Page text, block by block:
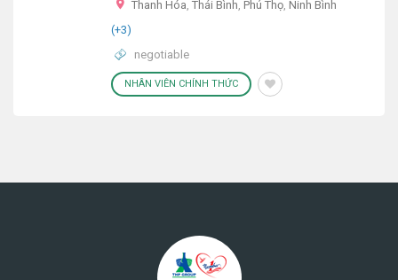
Thanh Hóa, Thái Bình, Phú Thọ, Ninh Bình
(+3)
negotiable
NHÂN VIÊN CHÍNH THỨC